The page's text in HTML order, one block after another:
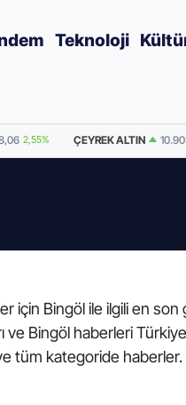
Teknoloji
2,55% ÇEYREK ALTIN
için Bingöl ile ilgili en
ve Bingöl haberleri
tüm kategoride